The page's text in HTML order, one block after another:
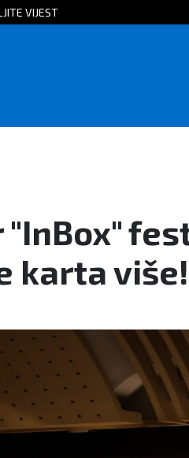
VIJEST
"InBox"
karta više!